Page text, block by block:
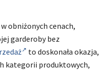
obniżonych cenach,
garderoby bez
to doskonała okazja,
kategorii produktowych,